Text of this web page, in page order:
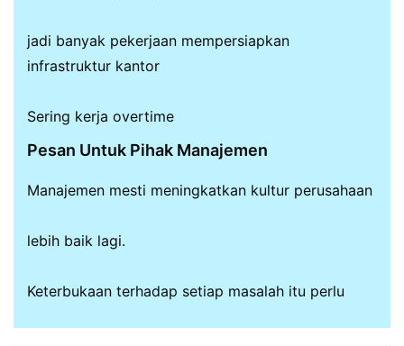
jadi banyak pekerjaan mempersiapkan
infrastruktur kantor
Sering kerja overtime
Pesan Untuk Pihak Manajemen
Manajemen mesti meningkatkan kultur perusahaan
lebih baik lagi.
Keterbukaan terhadap setiap masalah itu perlu